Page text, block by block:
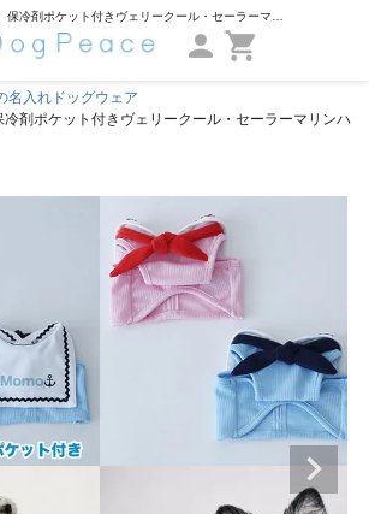
名入れドッグウェア
冷剤ポケット付きヴェリークール・セーラーマリンハ